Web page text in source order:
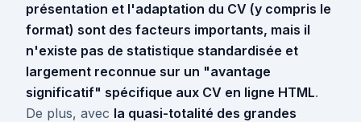
présentation et l'adaptation du CV (y compris le
format) sont des facteurs importants, mais il
n'existe pas de statistique standardisée et
largement reconnue sur un "avantage
significatif" spécifique aux CV en ligne HTML.
De plus, avec la quasi-totalité des grandes